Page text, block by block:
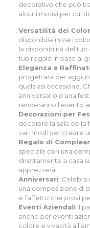
decorativo che può
alcuni motivi per cui
Versatilità dei
disponibile in vari
la disponibilità del
tuo regalo in base ai
Eleganza e
progettata per
qualsiasi occasione.
anniversario o una
renderanno l’evento
Decorazioni per
decorare la sala della
vari modi per creare
Regalo di
speciale con una
direttamente a casa
apprezzerà.
Anniversari: Celebra
una composizione di
e l’affetto che provi
Eventi Aziendali: I
anche per eventi
colore e vivacità